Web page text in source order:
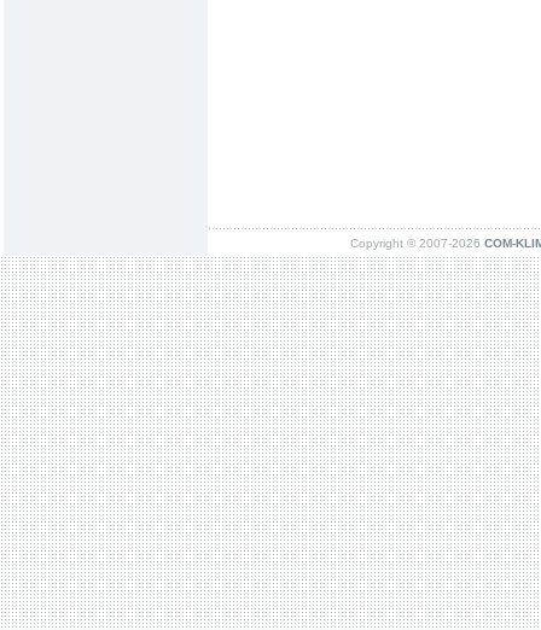
Copyright © 2007-2026 COM-